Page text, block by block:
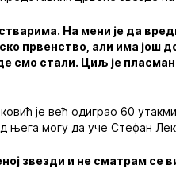
На мени је да
првенство, али има још
смо стали. Циљ је
је већ одиграо 60
њега могу да уче Стефан
звезди и не сматрам се